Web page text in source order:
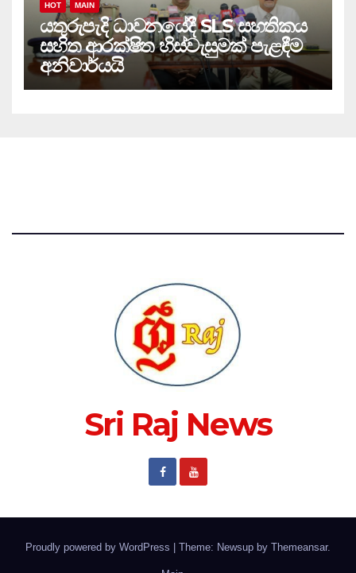
HOT MAIN
යතුරුපැදි ධාවනයේදී SLS සහතිකය
සහිත ආරක්ෂිත හිස්වැසුමක් පැළඳීම
අනිවාර්යයි
Sri Raj News
Proudly powered by WordPress Theme: Newsup by Themeansar.